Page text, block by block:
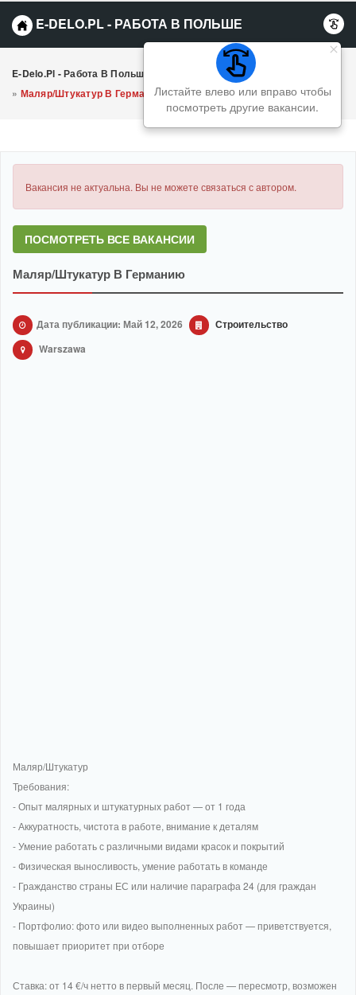
E-DELO.PL - РАБОТА В ПОЛЬШЕ
Листайте влево или вправо чтобы
посмотреть другие вакансии.
E-Delo.pl - Работа В Польше Вакансии
Строительство
» Маляр/Штукатур В Германию
Вакансия не актуальна. Вы не можете связаться с автором.
ПОСМОТРЕТЬ ВСЕ ВАКАНСИИ
Маляр/Штукатур В Германию
Дата публикации: Май 12, 2026
Строительство
Warszawa
Маляр/Штукатур
Требования:
- Опыт малярных и штукатурных работ — от 1 года
- Аккуратность, чистота в работе, внимание к деталям
- Умение работать с различными видами красок и покрытий
- Физическая выносливость, умение работать в команде
- Гражданство страны ЕС или наличие параграфа 24 (для граждан
Украины)
- Портфолио: фото или видео выполненных работ — приветствуется,
повышает приоритет при отборе
Ставка: от 14 €/ч нетто в первый месяц. После — пересмотр, возможен